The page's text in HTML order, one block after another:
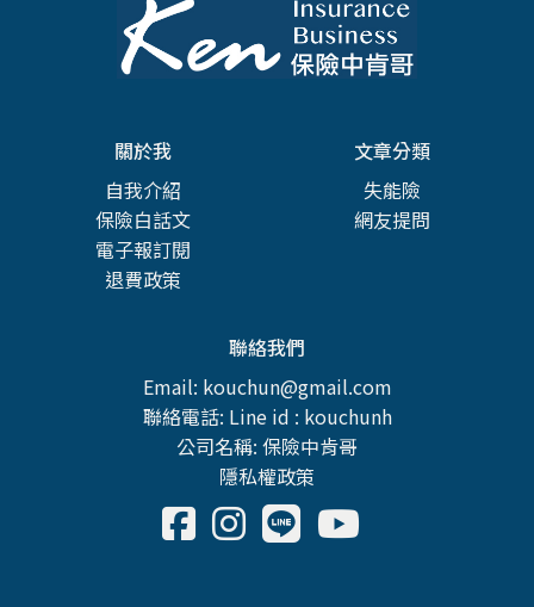
關於我
自我介紹
保險白話文
電子報訂閱
退費政策
文章分類
失能險
網友提問
聯絡我們
Email: kouchun@gmail.com
聯絡電話: Line id : kouchunh
公司名稱: 保險中肯哥
隱私權政策